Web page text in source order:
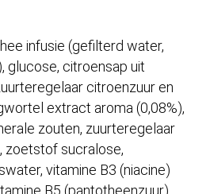
infusie (gefilterd water,
glucose, citroensap uit
citroenzuur en
extract aroma (0,08%),
zouten, zuurteregelaar
zoetstof sucralose,
vitamine B3 (niacine)
B5 (pantotheenzuur)